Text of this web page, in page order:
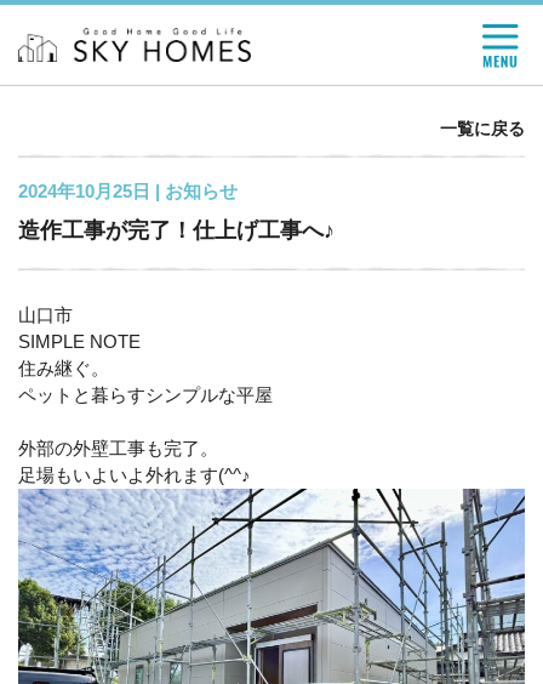
一覧に戻る
2024年10月25日 | お知らせ
造作工事が完了！仕上げ工事へ♪
山口市
SIMPLE NOTE
住み継ぐ。
ペットと暮らすシンプルな平屋
外部の外壁工事も完了。
足場もいよいよ外れます(^^♪